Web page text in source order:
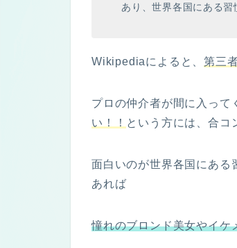
あり、世界各国にある習
Wikipediaによると、第三
プロの仲介者が間に入っ
い！！ という方には、合コ
面白いのが世界各国にある
あれば
憧れのブロンド美女やイケ